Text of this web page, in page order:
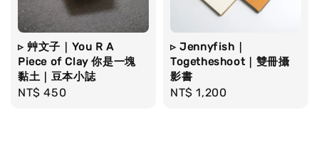
▹ 艸文子｜You R A
Piece of Clay 你是一塊
黏土｜豆本小誌
Regular
NT$ 450
▹ Jennyfish｜
Togetheshoot｜雙冊攝
影書
Regular
NT$ 1,200